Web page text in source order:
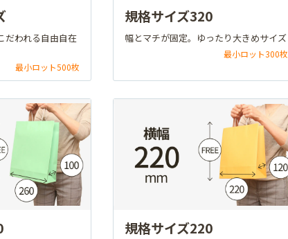
だわれる自由自在
最小ロット500枚
規格サイズ320
幅とマチが固定。ゆったり大きめサイズ
最小ロット300枚
規格サイズ220